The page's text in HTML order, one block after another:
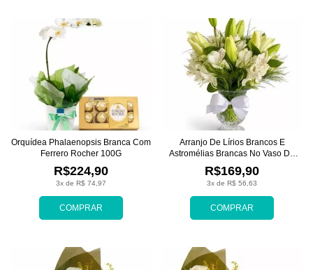
COMPRAR
3x de R$ 74,97
R$224,90
Orquídea Phalaenopsis Branca Com
Ferrero Rocher 100G
COMPRAR
3x de R$ 56,63
R$169,90
Arranjo De Lírios Brancos E
Astromélias Brancas No Vaso De
Vidro